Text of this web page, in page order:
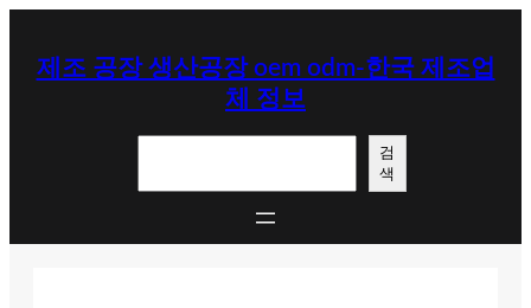
제조 공장 생산공장 oem odm-한국 제조업
체 정보
검
색